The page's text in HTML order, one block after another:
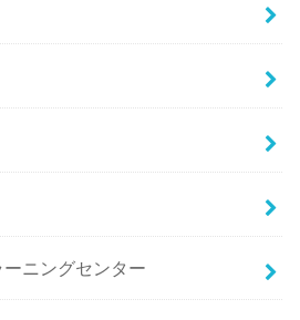
ニングセンター